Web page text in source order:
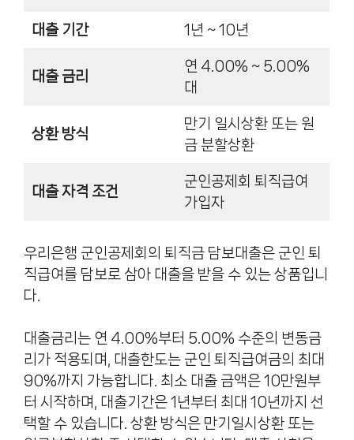
대출 기간 1년 ~ 10년
대출 금리
연 4.00% ~ 5.00%
대
상환 방식
만기 일시상환 또는 원
금 분할상환
대출 자격 조건
군인공제회 퇴직급여
가입자
우리은행 군인공제회의 퇴직금 담보대출은 군인 퇴
직급여를 담보로 삼아 대출을 받을 수 있는 상품입니
다.
대출금리는 연 4.00%부터 5.00% 수준의 변동금
리가 적용되며, 대출한도는 군인 퇴직급여금의 최대
90%까지 가능합니다. 최소 대출 금액은 10만원부
터 시작하며, 대출기간은 1년부터 최대 10년까지 선
택할 수 있습니다. 상환 방식은 만기일시상환 또는